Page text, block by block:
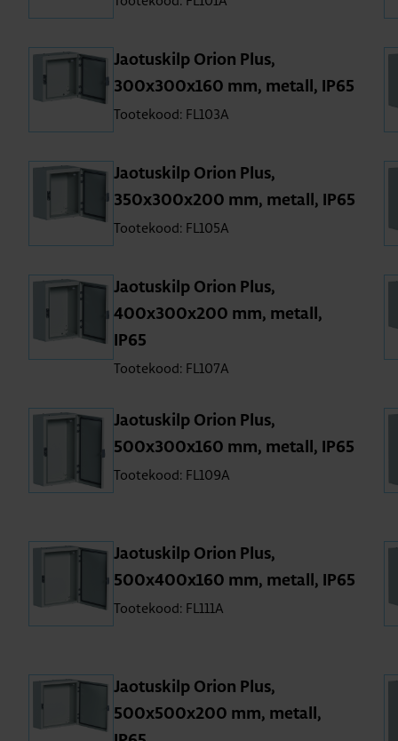
Jao­tus­kilp Orion Plus,
300x300x160 mm, metall, IP65
Tootekood: FL103A
Jao­tus­kilp Orion Plus,
350x300x200 mm, metall, IP65
Tootekood: FL105A
Jao­tus­kilp Orion Plus,
400x300x200 mm, metall,
IP65
Tootekood: FL107A
Jao­tus­kilp Orion Plus,
500x300x160 mm, metall, IP65
Tootekood: FL109A
Jao­tus­kilp Orion Plus,
500x400x160 mm, metall, IP65
Tootekood: FL111A
Jao­tus­kilp Orion Plus,
500x500x200 mm, metall,